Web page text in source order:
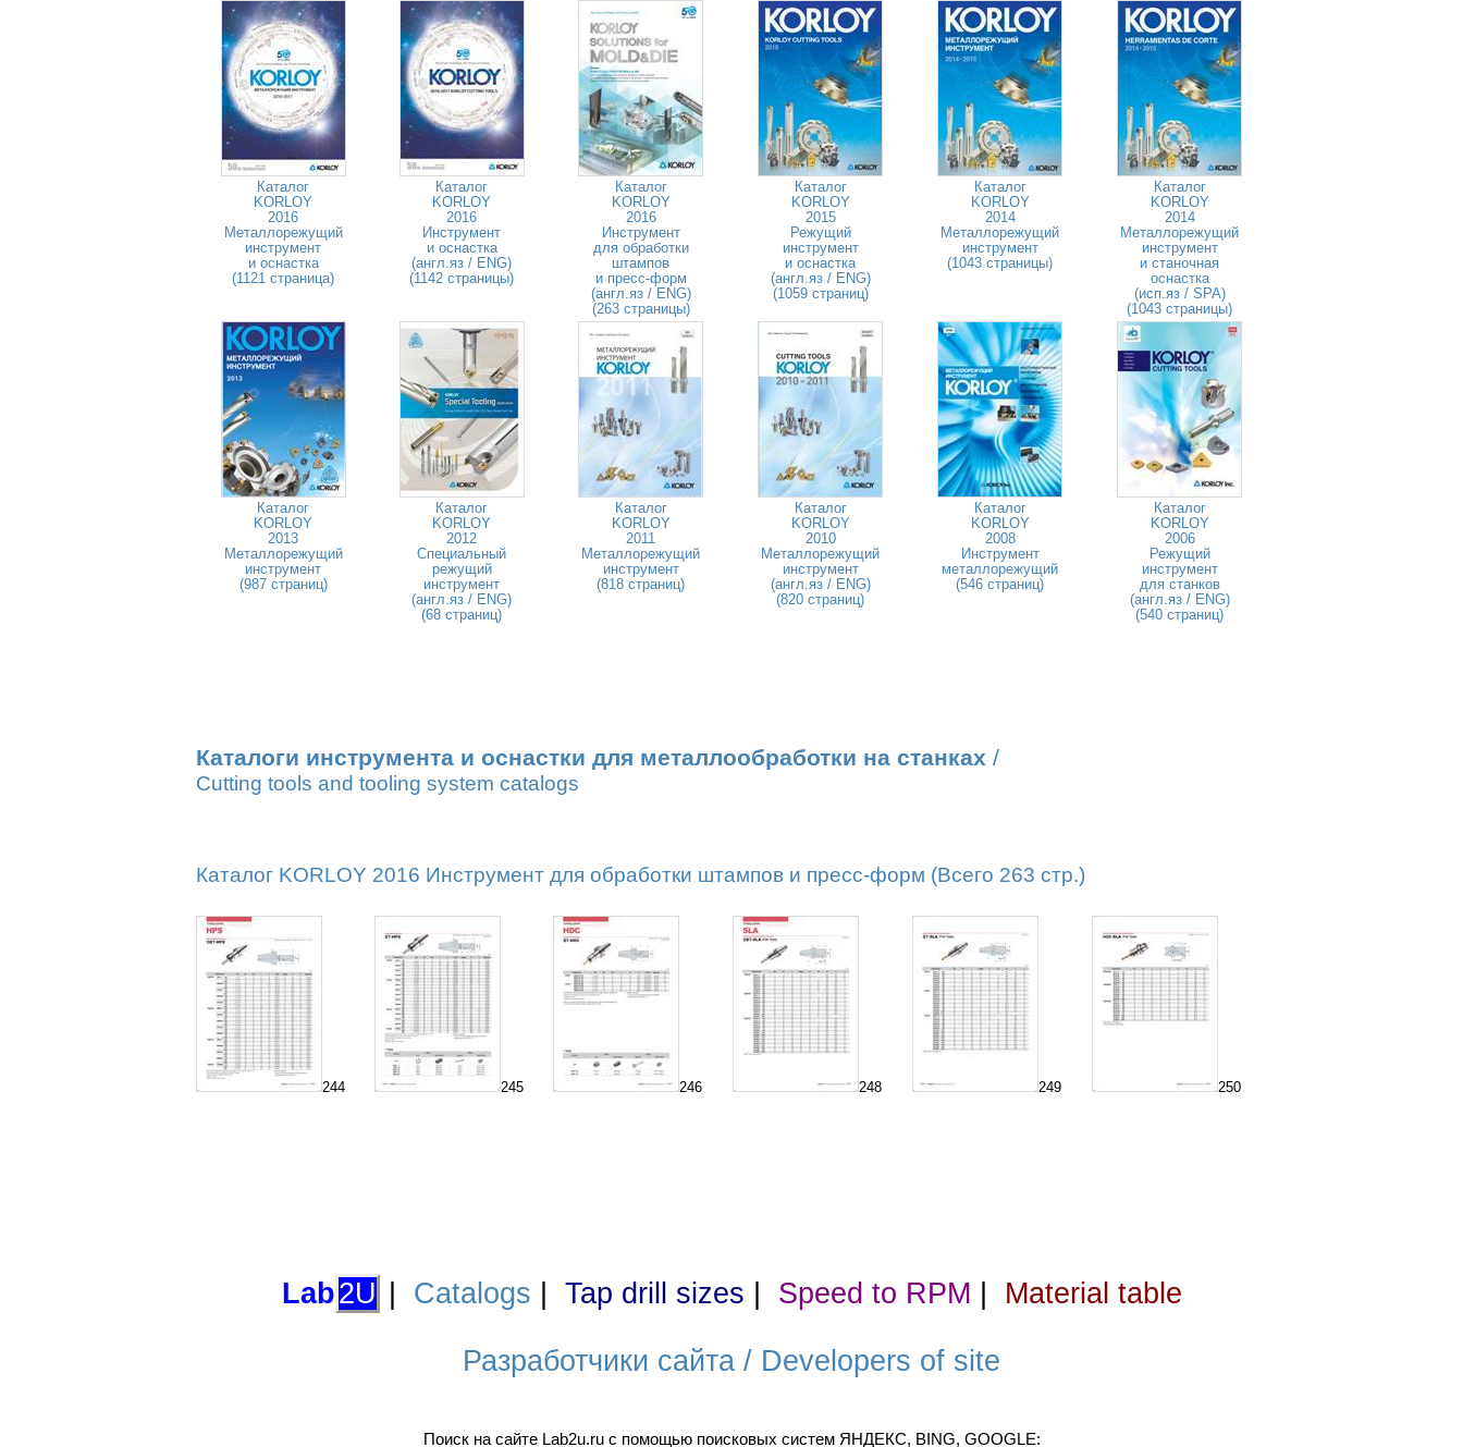
Каталог
KORLOY
2016
Металлорежущий
инструмент
и оснастка
(1121 страница)
Каталог
KORLOY
2016
Инструмент
и оснастка
(англ.яз / ENG)
(1142 страницы)
Каталог
KORLOY
2016
Инструмент
для обработки
штампов
и пресс-форм
(англ.яз / ENG)
(263 страницы)
Каталог
KORLOY
2015
Режущий
инструмент
и оснастка
(англ.яз / ENG)
(1059 страниц)
Каталог
KORLOY
2014
Металлорежущий
инструмент
(1043 страницы)
Каталог
KORLOY
2014
Металлорежущий
инструмент
и станочная
оснастка
(исп.яз / SPA)
(1043 страницы)
Каталог
KORLOY
2013
Металлорежущий
инструмент
(987 страниц)
Каталог
KORLOY
2012
Специальный
режущий
инструмент
(англ.яз / ENG)
(68 страниц)
Каталог
KORLOY
2011
Металлорежущий
инструмент
(818 страниц)
Каталог
KORLOY
2010
Металлорежущий
инструмент
(англ.яз / ENG)
(820 страниц)
Каталог
KORLOY
2008
Инструмент
металлорежущий
(546 страниц)
Каталог
KORLOY
2006
Режущий
инструмент
для станков
(англ.яз / ENG)
(540 страниц)
Каталоги инструмента и оснастки для металлообработки на станках /
Cutting tools and tooling system catalogs
Каталог KORLOY 2016 Инструмент для обработки штампов и пресс-форм (Всего 263 стр.)
244 245 246 248 249 250
Lab2U Catalogs Tap drill sizes Speed to RPM Material table
Разработчики сайта / Developers of site
Поиск на сайте Lab2u.ru с помощью поисковых систем ЯНДЕКС, BING, GOOGLE: